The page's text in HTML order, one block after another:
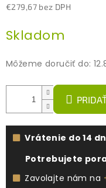
€279,67 bez DPH
cena:
Skladom
Môžeme doručiť do:
Vrátenie do 14
Potrebujete
Zavolajte nám na